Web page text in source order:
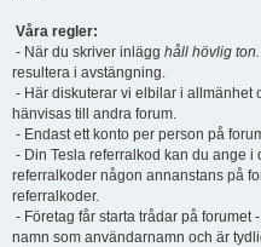
Våra regler:
- När du skriver inlägg håll hövlig ton.
resultera i avstängning.
- Här diskuterar vi elbilar i allmänhet
hänvisas till andra forum.
- Endast ett konto per person på
- Din Tesla referralkod kan du ange
referralkoder någon annanstans på
referralkoder.
- Företag får starta trådar på forumet
namn som användarnamn och är